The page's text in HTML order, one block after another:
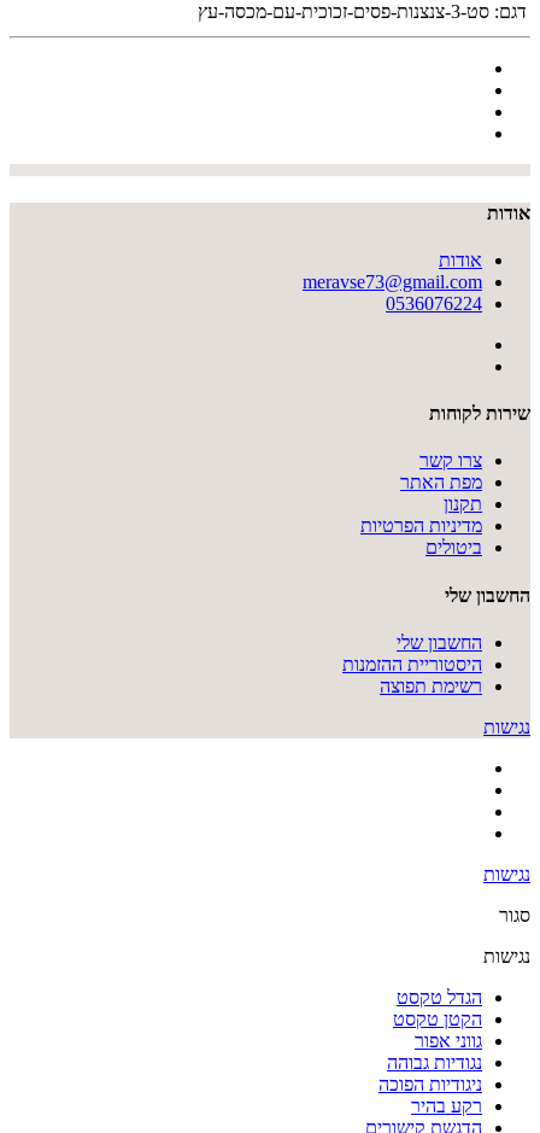
דגם: סט-3-צנצנות-פסים-זכוכית-עם-מכסה-עץ
אודות
אודות
meravse73@gmail.com
0536076224
שירות לקוחות
צרו קשר
מפת האתר
תקנון
מדיניות הפרטיות
ביטולים
החשבון שלי
החשבון שלי
היסטוריית ההזמנות
רשימת תפוצה
נגישות
נגישות
סגור
נגישות
הגדל טקסט
הקטן טקסט
גווני אפור
נגודיות גבוהה
ניגודיות הפוכה
רקע בהיר
הדגשת קישורים